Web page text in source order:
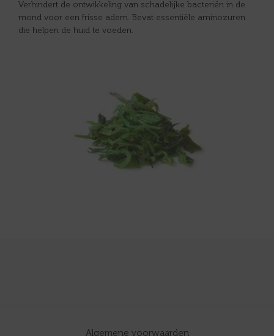
Verhindert de ontwikkeling van schadelijke bacteriën in de
mond voor een frisse adem. Bevat essentiële aminozuren
die helpen de huid te voeden.
Algemene voorwaarden